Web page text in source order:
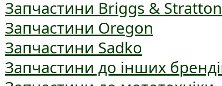
Запчастини Briggs & Stratton
Запчастини Oregon
Запчастини Sadko
Запчастини до інших